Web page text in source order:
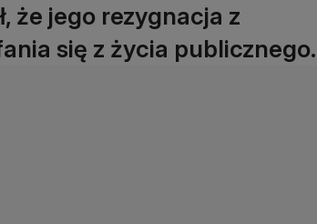
że jego rezygnacja z
się z życia publicznego.